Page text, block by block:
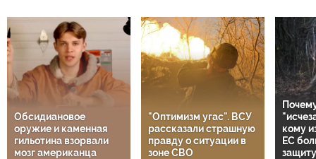
Обсидиановое
оружие и каменная
гильотина взорвали
мозг американца
"Оптимизм угас". ВСУ
рассказали страшную
правду о ситуации в
зоне СВО
кому
ЕС